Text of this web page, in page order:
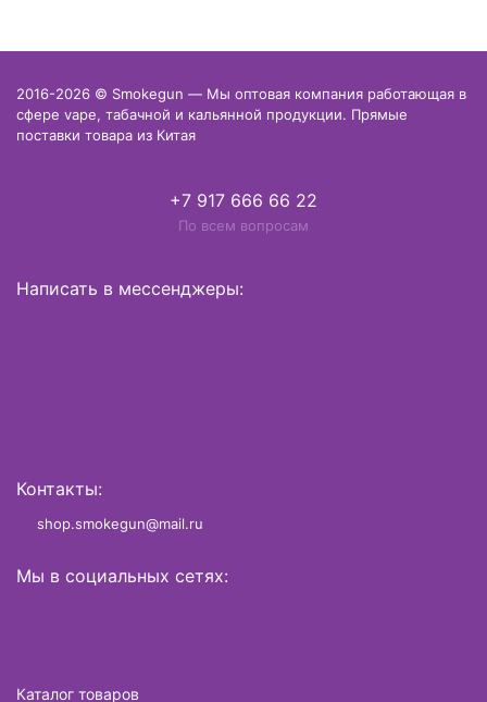
2016-2026 © Smokegun — Мы оптовая компания работающая в
сфере vape, табачной и кальянной продукции. Прямые
поставки товара из Китая
+7 917 666 66 22
По всем вопросам
Написать в мессенджеры:
Контакты:
shop.smokegun@mail.ru
Мы в социальных сетях:
Каталог товаров